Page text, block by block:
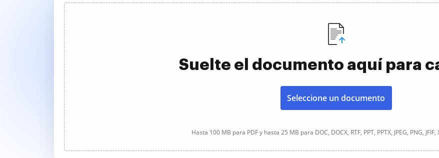
Suelte el documento aquí para
Seleccione un documento
Hasta 100 MB para PDF y hasta 25 MB para DOC, DOCX, RTF, PPT, PPTX, JPEG, PNG, JFIF,